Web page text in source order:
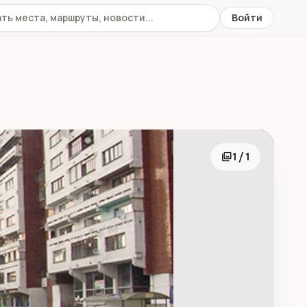
Войти
photo_library1 / 1